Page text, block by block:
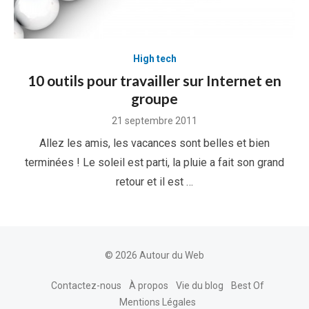
High tech
10 outils pour travailler sur Internet en
groupe
Posted
21 septembre 2011
Allez les amis, les vacances sont belles et bien
terminées ! Le soleil est parti, la pluie a fait son grand
retour et il est …
© 2026 Autour du Web
Contactez-nous À propos Vie du blog
Best Of
Mentions Légales